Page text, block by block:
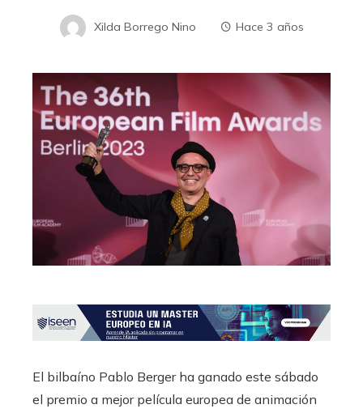
Xilda Borrego Nino Hace 3 años
El bilbaíno Pablo Berger ha ganado este sábado
el premio a mejor película europea de animación